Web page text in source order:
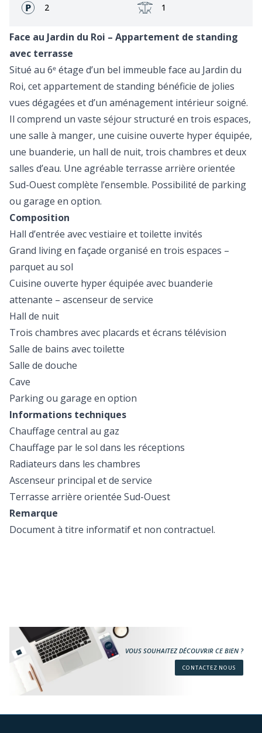
Façades:
2 Terrasse:
1
Face au Jardin du Roi – Appartement de standing
avec terrasse
Situé au 6ᵉ étage d’un bel immeuble face au Jardin du
Roi, cet appartement de standing bénéficie de jolies
vues dégagées et d’un aménagement intérieur soigné.
Il comprend un vaste séjour structuré en trois espaces,
une salle à manger, une cuisine ouverte hyper équipée,
une buanderie, un hall de nuit, trois chambres et deux
salles d’eau. Une agréable terrasse arrière orientée
Sud-Ouest complète l’ensemble. Possibilité de parking
ou garage en option.
Composition
Hall d’entrée avec vestiaire et toilette invités
Grand living en façade organisé en trois espaces –
parquet au sol
Cuisine ouverte hyper équipée avec buanderie
attenante – ascenseur de service
Hall de nuit
Trois chambres avec placards et écrans télévision
Salle de bains avec toilette
Salle de douche
Cave
Parking ou garage en option
Informations techniques
Chauffage central au gaz
Chauffage par le sol dans les réceptions
Radiateurs dans les chambres
Ascenseur principal et de service
Terrasse arrière orientée Sud-Ouest
Remarque
Document à titre informatif et non contractuel.
VOUS SOUHAITEZ DÉCOUVRIR CE BIEN ?
CONTACTEZ NOUS